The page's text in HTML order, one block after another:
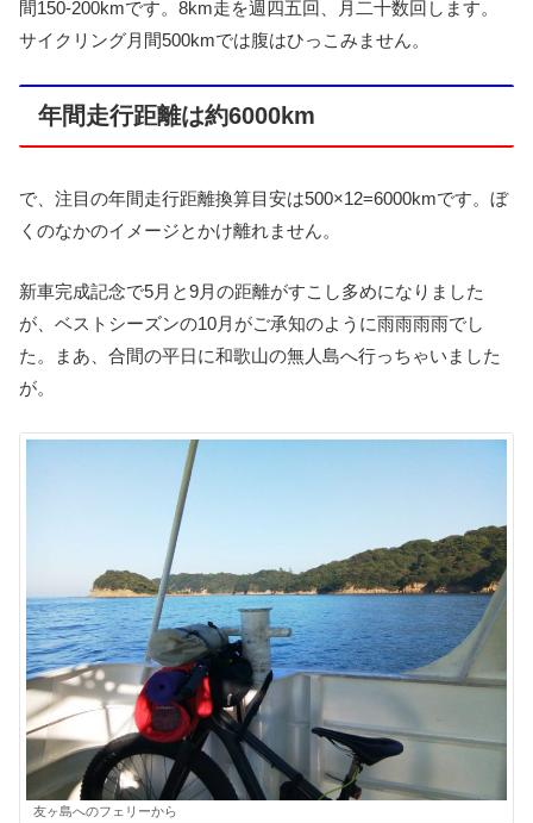
間150-200kmです。8km走を週四五回、月二十数回します。
サイクリング月間500kmでは腹はひっこみません。
年間走行距離は約6000km
で、注目の年間走行距離換算目安は500×12=6000kmです。ぼ
くのなかのイメージとかけ離れません。
新車完成記念で5月と9月の距離がすこし多めになりました
が、ベストシーズンの10月がご承知のように雨雨雨雨でし
た。まあ、合間の平日に和歌山の無人島へ行っちゃいました
が。
友ヶ島へのフェリーから